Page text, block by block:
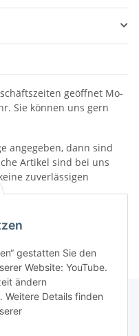
gestatten Sie den
Website: YouTube.
ändern
Details finden
geöffnet Mo-
Sie können uns gern
angegeben, dann sind
Artikel sind bei uns
zuverlässigen